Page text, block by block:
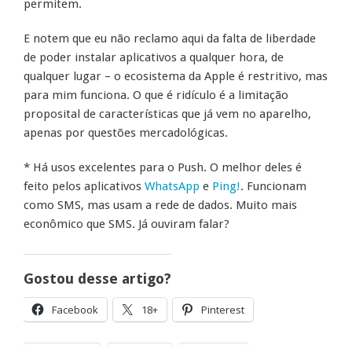
permitem.
E notem que eu não reclamo aqui da falta de liberdade
de poder instalar aplicativos a qualquer hora, de
qualquer lugar – o ecosistema da Apple é restritivo, mas
para mim funciona. O que é ridículo é a limitação
proposital de características que já vem no aparelho,
apenas por questões mercadológicas.
* Há usos excelentes para o Push. O melhor deles é
feito pelos aplicativos WhatsApp e Ping!. Funcionam
como SMS, mas usam a rede de dados. Muito mais
econômico que SMS. Já ouviram falar?
Gostou desse artigo?
Facebook 18+ Pinterest